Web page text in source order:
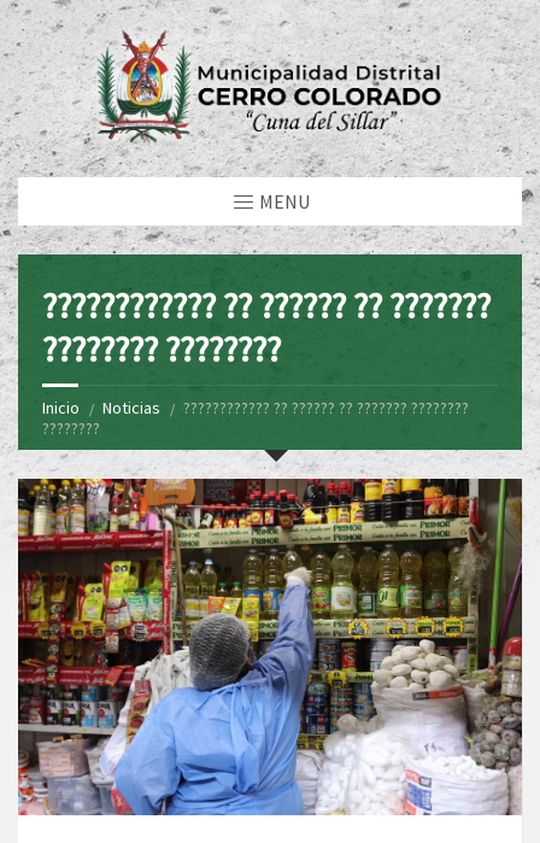
MENU
???????????? ?? ?????? ?? ???????
???????? ????????
Inicio Noticias
???????????? ?? ?????? ?? ??????? ????????
????????